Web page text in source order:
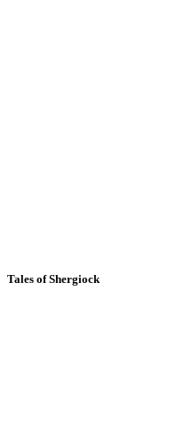
Tales of Shergiock